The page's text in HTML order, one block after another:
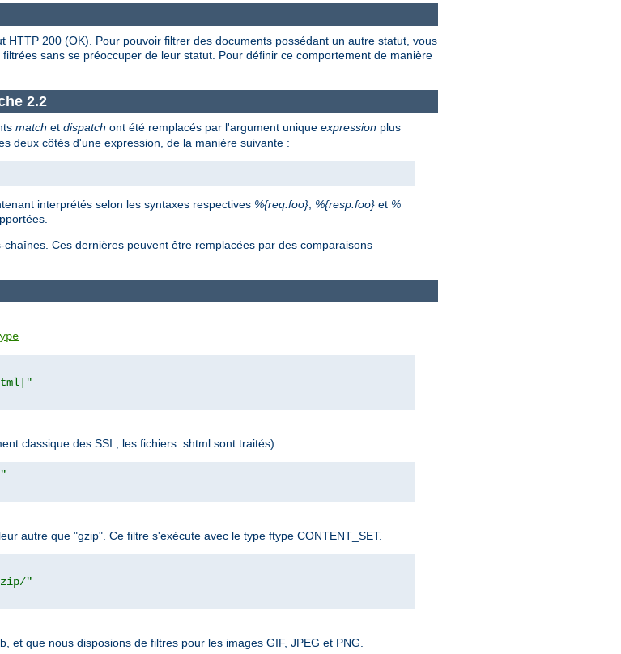
200 (OK). Pour pouvoir filtrer des documents possédant un autre statut, vous
filtrées sans se préoccuper de leur statut. Pour définir ce comportement de manière
2.2
match et dispatch ont été remplacés par l'argument unique expression plus
deux côtés d'une expression, de la manière suivante :
interprétés selon les syntaxes respectives %{req:foo}, %{resp:foo} et %
Ces dernières peuvent être remplacées par des comparaisons
classique des SSI ; les fichiers .shtml sont traités).
autre que "gzip". Ce filtre s'exécute avec le type ftype CONTENT_SET.
"
que nous disposions de filtres pour les images GIF, JPEG et PNG.